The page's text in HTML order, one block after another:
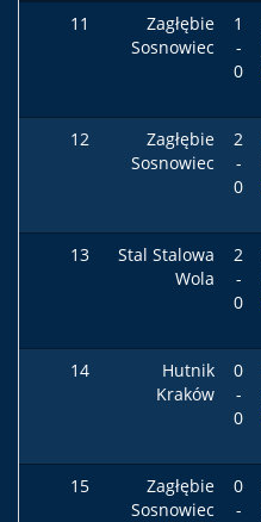
11
Zagłębie
Sosnowiec
1
-
0
12
Zagłębie
Sosnowiec
2
-
0
13
Stal Stalowa
Wola
2
-
0
14
Hutnik
Kraków
0
-
0
15
Zagłębie
Sosnowiec
0
-